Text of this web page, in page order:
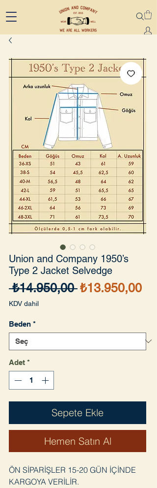
Union and Company 1950’s
Type 2 Jacket Selvedge
₺14.950,00 Normal
₺13.950,00
KDV dahil
Beden *
Adet *
Sepete Ekle
Hemen Satın Al
ÖN SİPARİŞLER 15-20 GÜN İÇİNDE
KARGOYA VERİLİR.